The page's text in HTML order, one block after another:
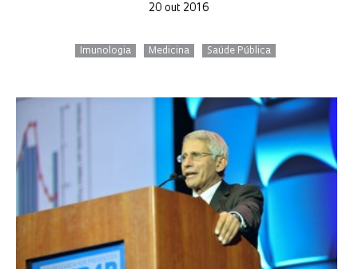
20 out 2016
Imunologia Medicina Saúde Pública